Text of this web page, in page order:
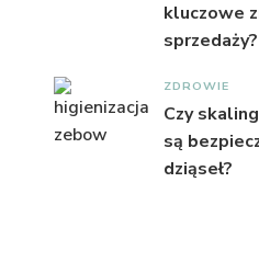
kluczowe
sprzedaży?
ZDROWIE
Czy
są
dziąseł?